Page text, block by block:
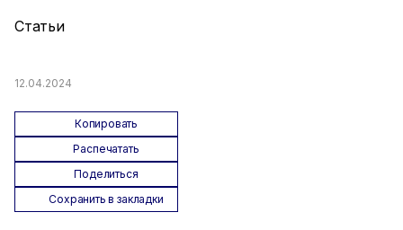
Статьи
12.04.2024
Копировать
Распечатать
Поделиться
Сохранить в закладки